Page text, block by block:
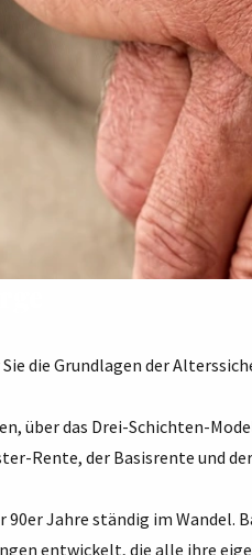
die Grundlagen der
über das Drei-Schichten-
Rente, der Basisrente und der
Jahre ständig im Wandel.
entwickelt, die alle ihre